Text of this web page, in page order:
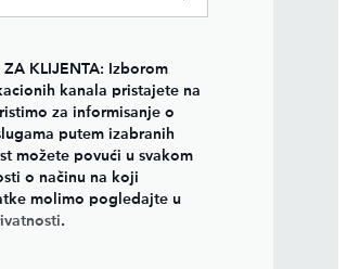
KLIJENTA: Izborom
kanala pristajete na
za informisanje o
putem izabranih
možete povući u svakom
o načinu na koji
molimo pogledajte u
.